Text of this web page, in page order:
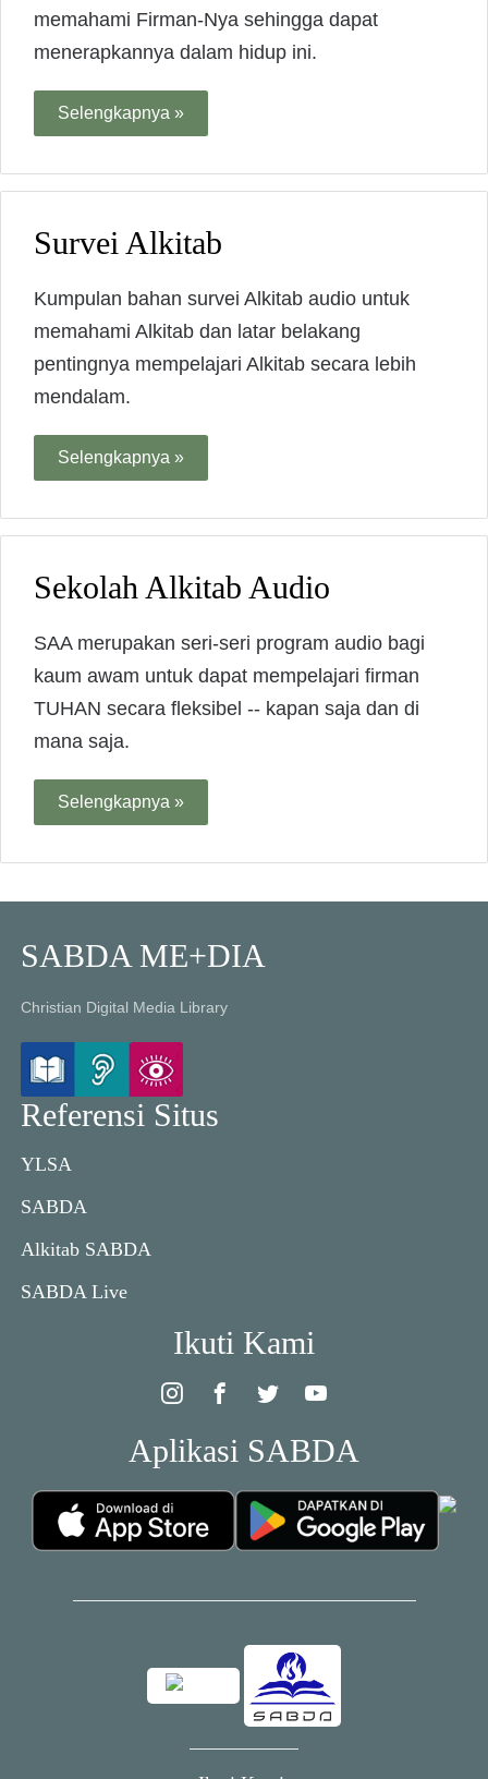
memahami Firman-Nya sehingga dapat
menerapkannya dalam hidup ini.
Selengkapnya »
Survei Alkitab
Kumpulan bahan survei Alkitab audio untuk
memahami Alkitab dan latar belakang
pentingnya mempelajari Alkitab secara lebih
mendalam.
Selengkapnya »
Sekolah Alkitab Audio
SAA merupakan seri-seri program audio bagi
kaum awam untuk dapat mempelajari firman
TUHAN secara fleksibel -- kapan saja dan di
mana saja.
Selengkapnya »
SABDA ME+DIA
Christian Digital Media Library
Referensi Situs
YLSA
SABDA
Alkitab SABDA
SABDA Live
Ikuti Kami
Aplikasi SABDA